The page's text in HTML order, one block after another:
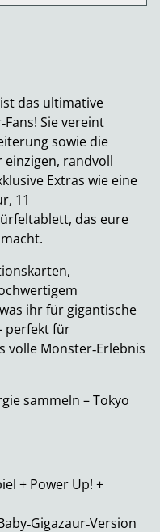
das ultimative
Sie vereint
sowie die
einzigen, randvoll
Extras wie eine
11
das eure
ihr für gigantische
perfekt für
volle Monster‑Erlebnis
sammeln – Tokyo
+ Power Up! +